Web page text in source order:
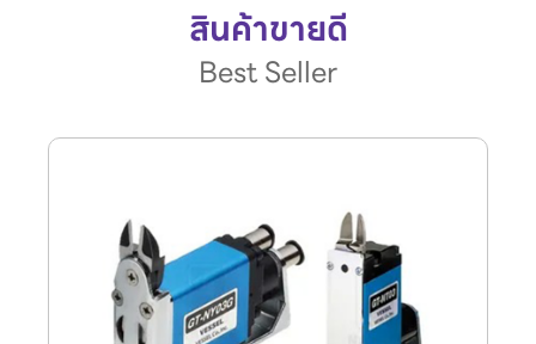
สินค้าขายดี
Best Seller